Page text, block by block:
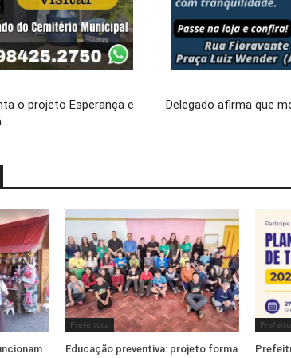
o projeto Esperança e
Delegado afirma que
Prefeitura
Educação preventiva: projeto forma